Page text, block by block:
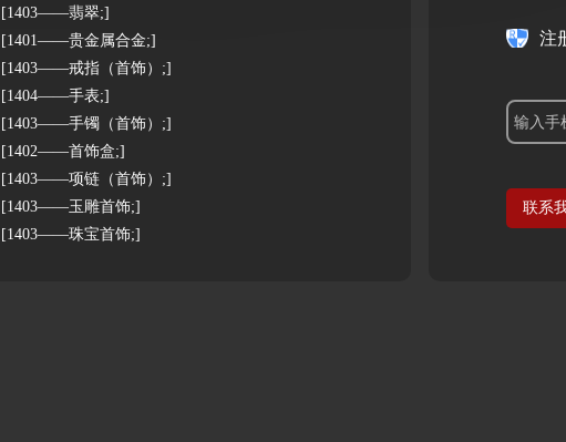
[1403——翡翠;]
[1401——贵金属合金;]
[1403——戒指（首饰）;]
[1404——手表;]
[1403——手镯（首饰）;]
[1402——首饰盒;]
[1403——项链（首饰）;]
[1403——玉雕首饰;]
[1403——珠宝首饰;]
注